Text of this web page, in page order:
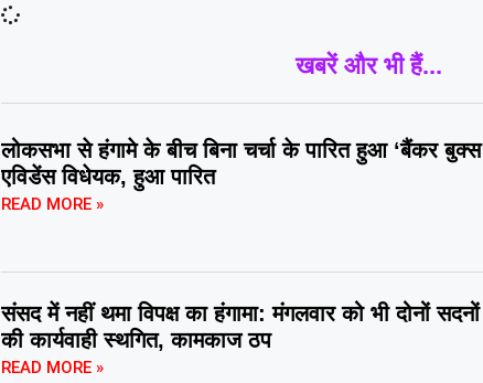
खबरें और भी हैं...
लोकसभा से हंगामे के बीच बिना चर्चा के पारित हुआ ‘बैंकर बुक्स
एविडेंस विधेयक, हुआ पारित
READ MORE »
संसद में नहीं थमा विपक्ष का हंगामा: मंगलवार को भी दोनों सदनों
की कार्यवाही स्थगित, कामकाज ठप
READ MORE »